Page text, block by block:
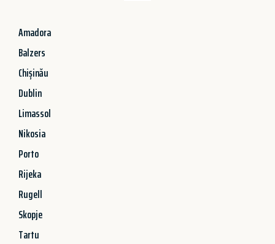
Amadora
Balzers
Chișinău
Dublin
Limassol
Nikosia
Porto
Rijeka
Rugell
Skopje
Tartu